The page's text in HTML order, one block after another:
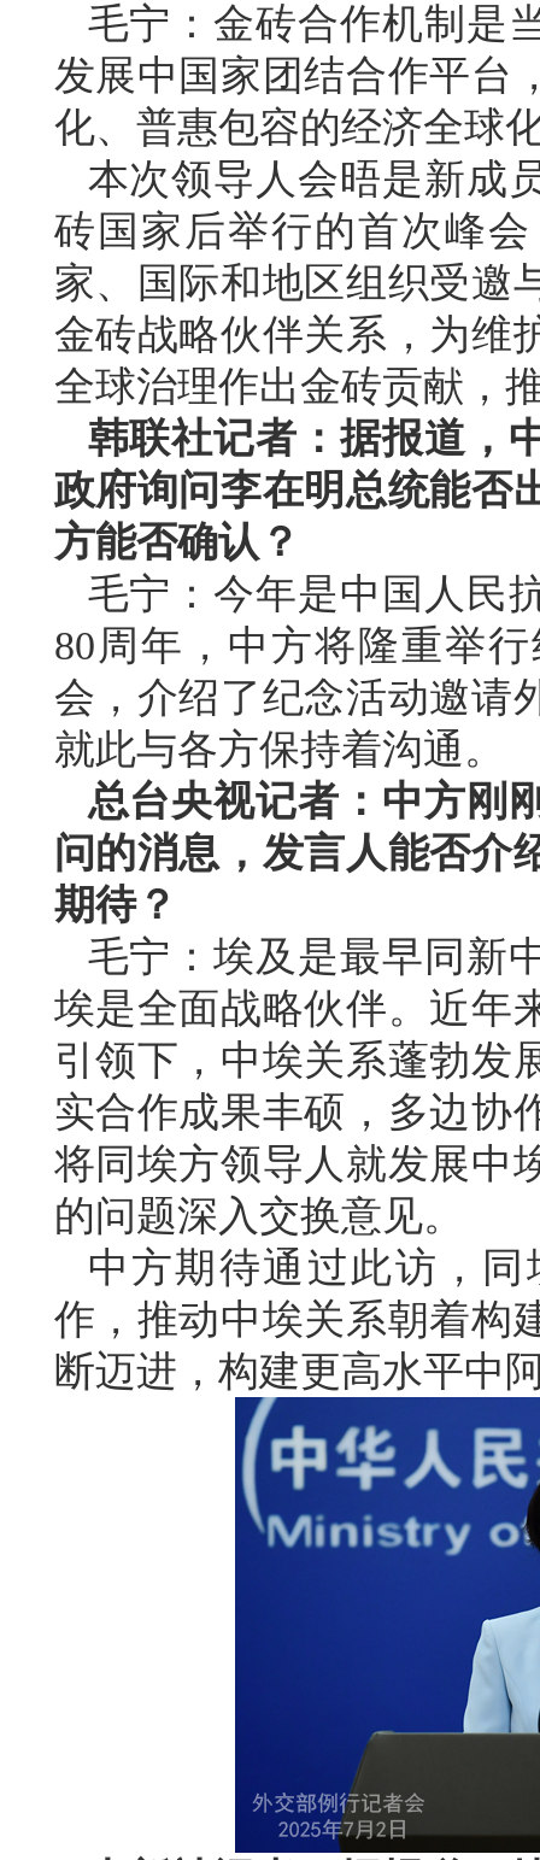
毛宁：金砖合作机制是
发展中国家团结合作平台
化、普惠包容的经济全球
本次领导人会晤是新成
砖国家后举行的首次峰
家、国际和地区组织受邀
金砖战略伙伴关系，为维
全球治理作出金砖贡献，
韩联社记者：据报道，
政府询问李在明总统能否
方能否确认？
毛宁：今年是中国人民
80周年，中方将隆重举
会，介绍了纪念活动邀请
就此与各方保持着沟通。
总台央视记者：中方刚
问的消息，发言人能否介
期待？
毛宁：埃及是最早同新
埃是全面战略伙伴。近年
引领下，中埃关系蓬勃发
实合作成果丰硕，多边协
将同埃方领导人就发展中
的问题深入交换意见。
中方期待通过此访，
作，推动中埃关系朝着构
断迈进，构建更高水平中